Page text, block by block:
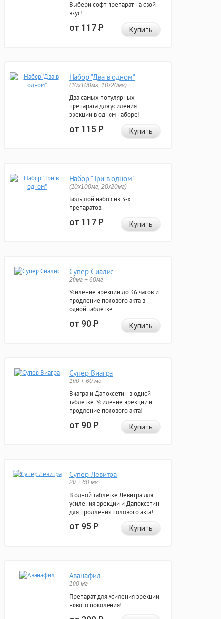
Выбери софт-препарат на свой
вкус!
от 117Р Купить
Набор "Два в одном"
(10x100мг, 10x20мг)
Два самых популярных
препарата для усиления
эрекции в одном наборе!
от 115Р Купить
Набор "Три в одном"
(10x100мг, 20x20мг)
Большой набор из 3-х
препаратов.
от 117Р Купить
Супер Сиалис
20мг + 60мг
Усиление эрекции до 36 часов и
продление полового акта в
одной таблетке.
от 90Р Купить
Супер Виагра
100 + 60 мг
Виагра и Дапоксетин в одной
таблетке. Усиление эрекции и
продление полового акта!
от 90Р Купить
Супер Левитра
20 + 60 мг
В одной таблетке Левитра для
усиления эрекции и Дапоксетин
для продления полового акта!
от 95Р Купить
Аванафил
100 мг
Препарат для усиления эрекции
нового поколения!